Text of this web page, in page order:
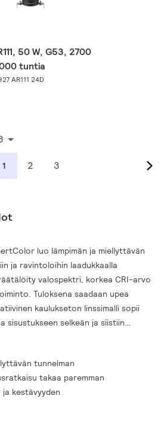
50 W, G53, 2700
tuntia
AR111 24D
1 2 3
luo lämpimän ja miellyttävän
ja ravintoloihin laadukkaalla
valospektri, korkea CRI-arvo
Tuloksena saadaan upea
kaulukseton linssimalli sopii
sisustukseen selkeän ja siistiin
LEDspot MV- ja LEDspot Par -
tunnelman
takaa paremman
kestävyyden